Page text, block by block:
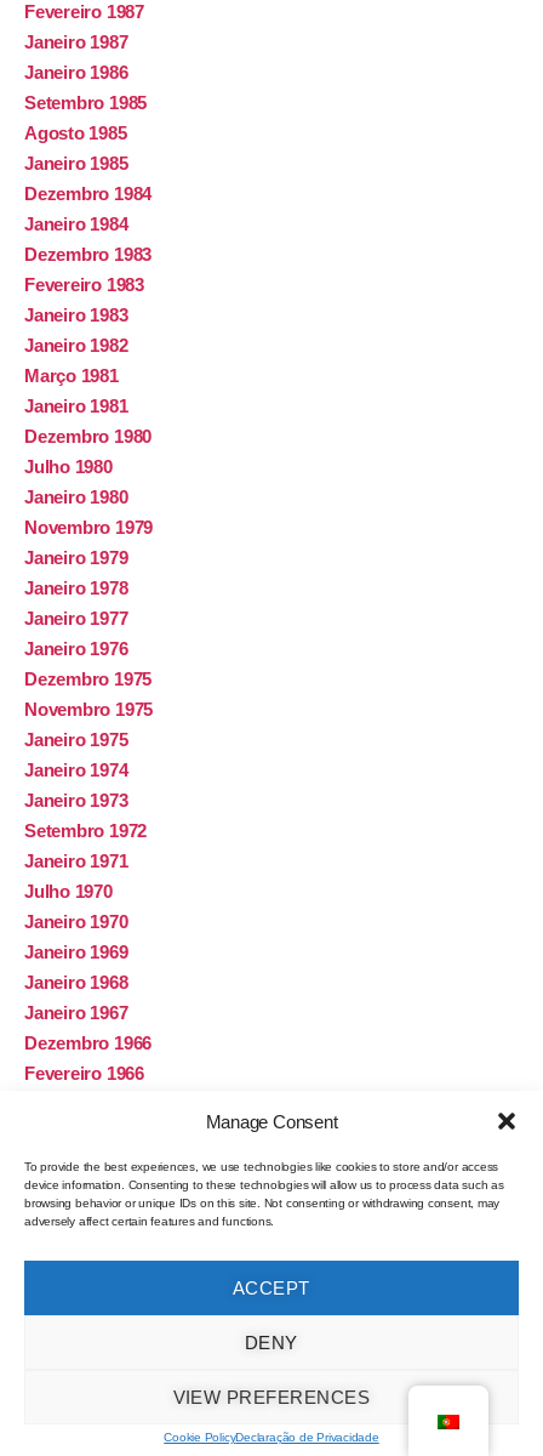
Manage Consent
To provide the best experiences, we use technologies like cookies to store and/or access
device information. Consenting to these technologies will allow us to process data such as
browsing behavior or unique IDs on this site. Not consenting or withdrawing consent, may
adversely affect certain features and functions.
ACCEPT
DENY
VIEW PREFERENCES
Cookie PolicyDeclaração de Privacidade
Fevereiro 1987
Janeiro 1987
Janeiro 1986
Setembro 1985
Agosto 1985
Janeiro 1985
Dezembro 1984
Janeiro 1984
Dezembro 1983
Fevereiro 1983
Janeiro 1983
Janeiro 1982
Março 1981
Janeiro 1981
Dezembro 1980
Julho 1980
Janeiro 1980
Novembro 1979
Janeiro 1979
Janeiro 1978
Janeiro 1977
Janeiro 1976
Dezembro 1975
Novembro 1975
Janeiro 1975
Janeiro 1974
Janeiro 1973
Setembro 1972
Janeiro 1971
Julho 1970
Janeiro 1970
Janeiro 1969
Janeiro 1968
Janeiro 1967
Dezembro 1966
Fevereiro 1966
Janeiro 1965
Janeiro 1964
Dezembro 1963
Fevereiro 1963